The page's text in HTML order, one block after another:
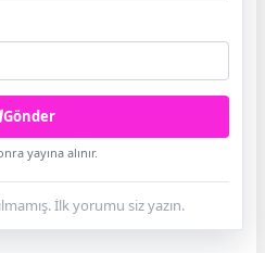
Gönder
yayına alınır.
İlk yorumu siz yazın.